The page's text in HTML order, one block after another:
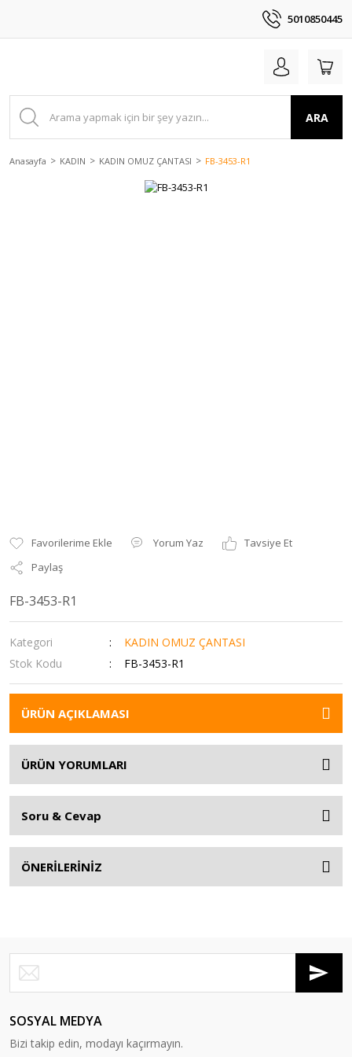
5010850445
ARA
Anasayfa KADIN KADIN OMUZ ÇANTASI FB-3453-R1
Yorum Yaz
Tavsiye Et
Paylaş
FB-3453-R1
Kategori
KADIN OMUZ ÇANTASI
Stok Kodu
FB-3453-R1
ÜRÜN AÇIKLAMASI
ÜRÜN YORUMLARI
Soru & Cevap
ÖNERİLERİNİZ
SOSYAL MEDYA
Bizi takip edin, modayı kaçırmayın.